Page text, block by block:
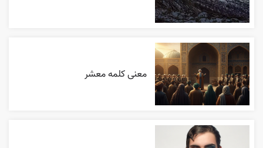
معنی کلمه معشر